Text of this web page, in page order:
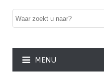
MENU